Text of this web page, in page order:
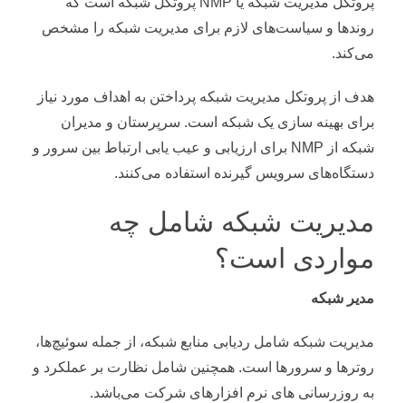
روندها و سیاست‌های لازم برای مدیریت شبکه را مشخص
می‌کند.
هدف از پروتکل مدیریت شبکه پرداختن به اهداف مورد نیاز
برای بهینه سازی یک شبکه است. سرپرستان و مدیران
شبکه از NMP برای ارزیابی و عیب یابی ارتباط بین سرور و
دستگاه‌های سرویس گیرنده استفاده می‌کنند.
مدیریت شبکه شامل چه
مواردی است؟
مدیر شبکه
مدیریت شبکه شامل ردیابی منابع شبکه، از جمله سوئیچ‌ها،
روترها و سرورها است. همچنین شامل نظارت بر عملکرد و
به روزرسانی های نرم افزارهای شرکت می‌باشد.